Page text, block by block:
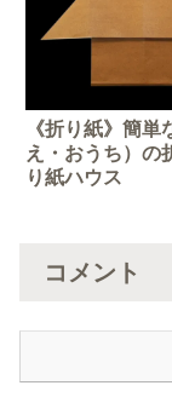
《折り紙》簡単
え・おうち）の
り紙ハウス
コメント